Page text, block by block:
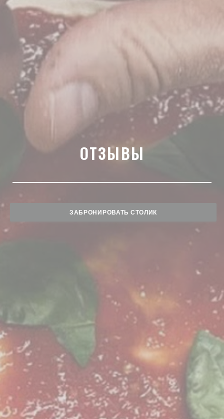
ОТЗЫВЫ
ЗАБРОНИРОВАТЬ СТОЛИК